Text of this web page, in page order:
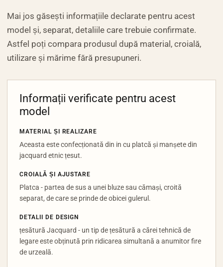
Mai jos găsești informațiile declarate pentru acest
model și, separat, detaliile care trebuie confirmate.
Astfel poți compara produsul după material, croială,
utilizare și mărime fără presupuneri.
Informații verificate pentru acest
model
MATERIAL ȘI REALIZARE
Aceasta este confecționată din in cu platcă și manșete din
jacquard etnic țesut.
CROIALĂ ȘI AJUSTARE
Platca - partea de sus a unei bluze sau cămași, croită
separat, de care se prinde de obicei gulerul.
DETALII DE DESIGN
țesătură Jacquard - un tip de țesătură a cărei tehnică de
legare este obținută prin ridicarea simultană a anumitor fire
de urzeală.